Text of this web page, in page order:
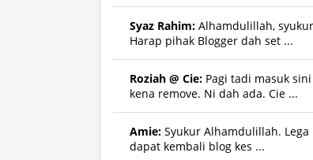
Syaz Rahim: Alhamdulillah,
Harap pihak Blogger dah set ...
Roziah @ Cie: Pagi tadi masuk sini
kena remove. Ni dah ada. Cie ...
Amie: Syukur Alhamdulillah. Lega
dapat kembali blog kes ...